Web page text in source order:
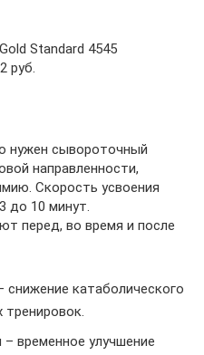
Standard 4545
руб.
нужен сывороточный
направленности,
Скорость усвоения
до 10 минут.
перед, во время и после
снижение катаболического
тренировок.
временное улучшение